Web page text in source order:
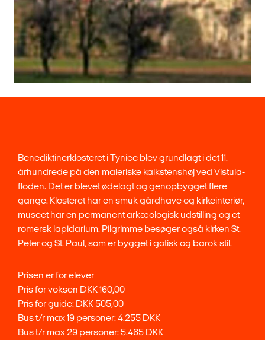
Benediktinerklosteret i Tyniec blev grundlagt i det 11.
århundrede på den maleriske kalkstenshøj ved Vistula-
floden. Det er blevet ødelagt og genopbygget flere
gange. Klosteret har en smuk gårdhave og kirkeinteriør,
museet har en permanent arkæologisk udstilling og et
romersk lapidarium. Pilgrimme besøger også kirken St.
Peter og St. Paul, som er bygget i gotisk og barok stil.
Prisen er for elever
Pris for voksen DKK 160,00
Pris for guide: DKK 505,00
Bus t/r max 19 personer: 4.255 DKK
Bus t/r max 29 personer: 5.465 DKK